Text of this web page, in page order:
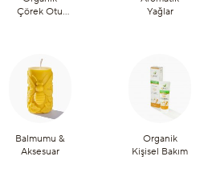
Çörek Otu
Yağlar
Balmumu &
Aksesuar
Organik
Kişisel Bakım